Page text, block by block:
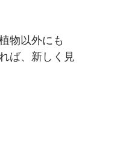
物以外にも
ば、新しく見